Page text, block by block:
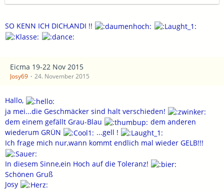
SO KENN ICH DICH,ANDI !!
Eicma 19-22 Nov 2015
Josy69 24. November 2015
Hallo,
ja mei...die Geschmäcker sind halt verschieden!
dem einem gefällt Grau-Blau
dem anderen
wiederum GRÜN
...gell !
Ich frage mich nur,wann kommt endlich mal wieder GELB!!!
In diesem Sinne,ein Hoch auf die Toleranz!
Schönen Gruß
Josy